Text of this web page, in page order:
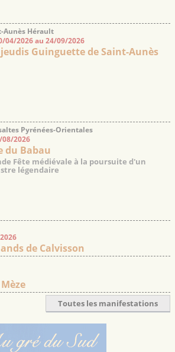
Aunès Hérault
04/2026 au 24/09/2026
jeudis Guinguette de Saint-Aunès
Pyrénées-Orientales
08/2026
du Babau
Fête médiévale à la poursuite d'un
légendaire
de Calvisson
Toutes les manifestations